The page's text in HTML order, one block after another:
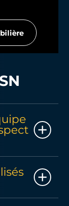
valeurs du
attitude
pour